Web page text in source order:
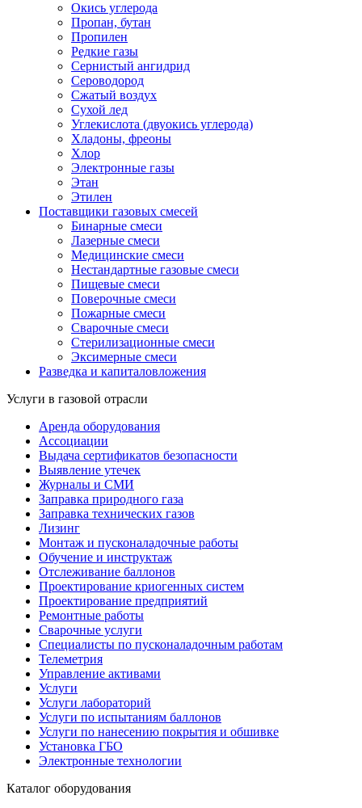
Окись углерода
Пропан, бутан
Пропилен
Редкие газы
Сернистый ангидрид
Сероводород
Сжатый воздух
Сухой лед
Углекислота (двуокись углерода)
Хладоны, фреоны
Хлор
Электронные газы
Этан
Этилен
Поставщики газовых смесей
Бинарные смеси
Лазерные смеси
Медицинские смеси
Нестандартные газовые смеси
Пищевые смеси
Поверочные смеси
Пожарные смеси
Сварочные смеси
Стерилизационные смеси
Эксимерные смеси
Разведка и капиталовложения
Услуги в газовой отрасли
Аренда оборудования
Ассоциации
Выдача сертификатов безопасности
Выявление утечек
Журналы и СМИ
Заправка природного газа
Заправка технических газов
Лизинг
Монтаж и пусконаладочные работы
Обучение и инструктаж
Отслеживание баллонов
Проектирование криогенных систем
Проектирование предприятий
Ремонтные работы
Сварочные услуги
Специалисты по пусконаладочным работам
Телеметрия
Управление активами
Услуги
Услуги лабораторий
Услуги по испытаниям баллонов
Услуги по нанесению покрытия и обшивке
Установка ГБО
Электронные технологии
Каталог оборудования